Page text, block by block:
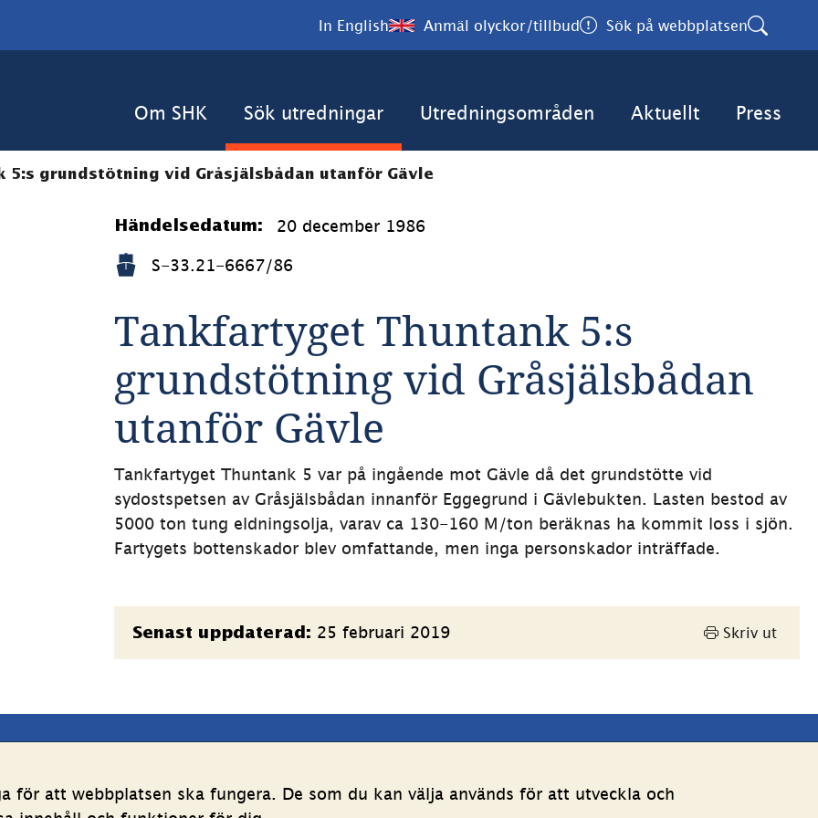
för att webbplatsen ska fungera. De som du kan välja används för att utveckla och
In English Anmäl olyckor/tillbud Sök på webbplatsen
Om SHK Sök utredningar Utredningsområden Aktuellt Press
5:s grundstötning vid Gråsjälsbådan utanför Gävle
Händelsedatum: 20 december 1986
S-33.21-6667/86
Tankfartyget Thuntank 5:s
grundstötning vid Gråsjälsbådan
utanför Gävle
Tankfartyget Thuntank 5 var på ingående mot Gävle då det grundstötte vid
sydostspetsen av Gråsjälsbådan innanför Eggegrund i Gävlebukten. Lasten bestod av
5000 ton tung eldningsolja, varav ca 130-160 M/ton beräknas ha kommit loss i sjön.
Fartygets bottenskador blev omfattande, men inga personskador inträffade.
Sidinformation
Senast uppdaterad: 25 februari 2019 Skriv ut